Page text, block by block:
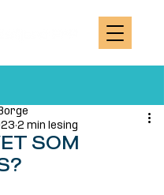
SOM
2 min lesing